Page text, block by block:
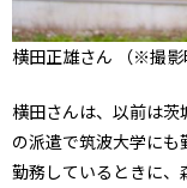
横田正雄さん （※撮影
横田さんは、以前は茨
の派遣で筑波大学に
勤務しているときに